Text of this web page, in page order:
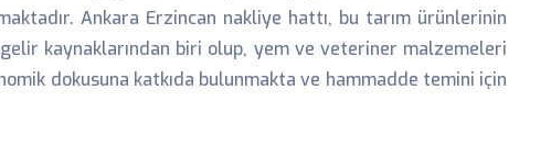
Ankara Erzincan nakliye hattı, bu tarım ürünlerinin
kaynaklarından biri olup, yem ve veteriner malzemeleri
dokusuna katkıda bulunmakta ve hammadde temini için